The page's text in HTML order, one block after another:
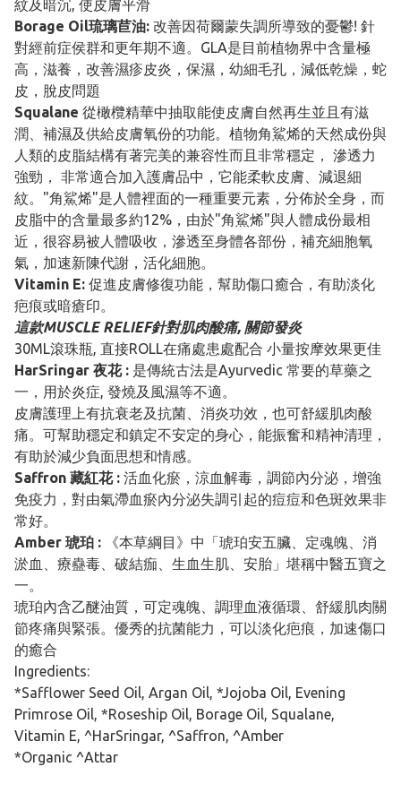
紋及暗沉, 使皮膚平滑
Borage Oil琉璃苣油: 改善因荷爾蒙失調所導致的憂鬱! 針
對經前症侯群和更年期不適。GLA是目前植物界中含量極
高，滋養，改善濕疹皮炎，保濕，幼細毛孔，減低乾燥，蛇
皮，脫皮問題
Squalane 從橄欖精華中抽取能使皮膚自然再生並且有滋
潤、補濕及供給皮膚氧份的功能。植物角鯊烯的天然成份與
人類的皮脂結構有著完美的兼容性而且非常穩定， 滲透力
強勁， 非常適合加入護膚品中，它能柔軟皮膚、減退細
紋。"角鯊烯"是人體裡面的一種重要元素，分佈於全身，而
皮脂中的含量最多約12%，由於"角鯊烯"與人體成份最相
近，很容易被人體吸收，滲透至身體各部份，補充細胞氧
氣，加速新陳代謝，活化細胞。
Vitamin E: 促進皮膚修復功能，幫助傷口癒合，有助淡化
疤痕或暗瘡印。
這款MUSCLE RELIEF針對肌肉酸痛, 關節發炎
30ML滾珠瓶, 直接ROLL在痛處患處配合 小量按摩效果更佳
HarSringar 夜花 : 是傳統古法是Ayurvedic 常要的草藥之
一，用於炎症, 發燒及風濕等不適。
皮膚護理上有抗衰老及抗菌、消炎功效，也可舒緩肌肉酸
痛。可幫助穩定和鎮定不安定的身心，能振奮和精神清理，
有助於減少負面思想和情感。
Saffron 藏紅花 : 活血化瘀，涼血解毒，調節內分泌，增強
免疫力，對由氣滯血瘀內分泌失調引起的痘痘和色斑效果非
常好。
Amber 琥珀 :
《本草綱目》中「琥珀安五臟、定魂魄、消
淤血、療蠱毒、破結痂、生血生肌、安胎」堪稱中醫五寶之
一。
琥珀內含乙醚油質，可定魂魄、調理血液循環、舒緩肌肉關
節疼痛與緊張。優秀的抗菌能力，可以淡化疤痕，加速傷口
的癒合
Ingredients:
*Safflower Seed Oil, Argan Oil, *Jojoba Oil, Evening
Primrose Oil, *Roseship Oil, Borage Oil, Squalane,
Vitamin E, ^HarSringar, ^Saffron, ^Amber
*Organic ^Attar